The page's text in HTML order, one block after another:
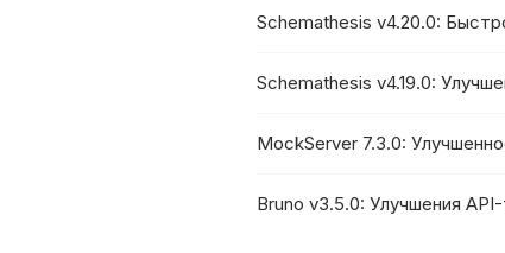
Schemathesis v4.20.0:
Schemathesis v4.19.0:
MockServer 7.3.0:
Bruno v3.5.0: Улучшения